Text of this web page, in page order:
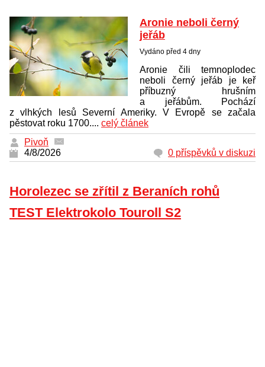
Aronie neboli černý
jeřáb
Vydáno před 4 dny
Aronie čili temnoplodec
neboli černý jeřáb je keř
příbuzný hrušním
a jeřábům. Pochází
z vlhkých lesů Severní Ameriky. V Evropě se začala
pěstovat roku 1700.... celý článek
Pivoň
4/8/2026
0 příspěvků v diskuzi
Horolezec se zřítil z Beraních rohů
TEST Elektrokolo Touroll S2